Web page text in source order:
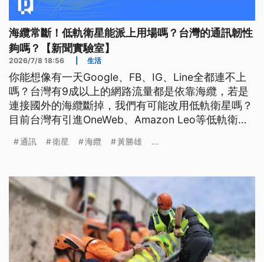
海纜常斷！低軌衛星能派上用場嗎？台灣的通訊韌性
夠嗎？【新聞實驗室】
2026/7/8 18:56 生活
你能想像有一天Google、FB、IG、Line全都連不上
嗎？台灣有9成以上的網路流量都是依靠海纜，若是
連接國外的海纜斷掉，我們有可能改用低軌衛星嗎？
目前台灣有引進OneWeb、Amazon Leo等低軌衛星
低軌衛星服務Starlink仍未來台，該如何強化國內通
通訊 衛星 海纜 黃勝雄 ...